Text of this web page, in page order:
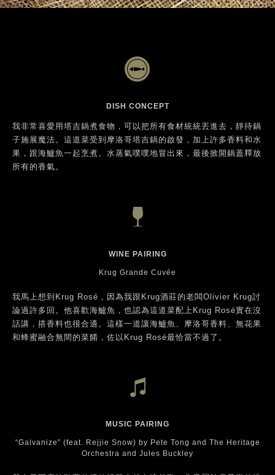
DISH CONCEPT
我非常喜愛用塔吉鍋煮食物，可以把所有食材統統丟進去，靜待鍋
子施展魔法。這道菜受到摩洛哥塔吉鍋的啟發，加上許多香料和水
果，跟海鱸魚一起烹煮。水蒸氣噗噗地冒出來，最後掀開鍋蓋釋放
所有的香氣。
WINE PAIRING
Krug Grande Cuvée
我馬上想到Krug Rosé，因為我跟Krug酒莊的老闆Olivier Krug討
論過許多回。他喜歡海鱸魚，也認為這道菜配上Krug Rosé實在沒
話講，搭香料也很合適。這樣一道讓海鱸魚、摩洛哥香料、無花果
和蜂蜜融合無間的菜餚，佐以Krug Rosé最恰當不過了。
MUSIC PAIRING
“Galvanize” (feat. Rejjie Snow) by Pete Tong and The Heritage
Orchestra and Jules Buckley